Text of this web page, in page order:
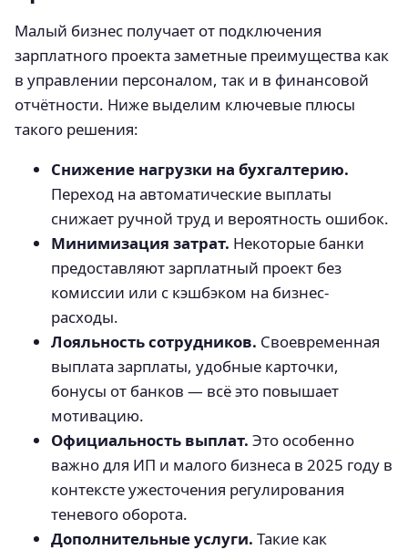
Малый бизнес получает от подключения
зарплатного проекта заметные преимущества как
в управлении персоналом, так и в финансовой
отчётности. Ниже выделим ключевые плюсы
такого решения:
Снижение нагрузки на бухгалтерию.
Переход на автоматические выплаты
снижает ручной труд и вероятность ошибок.
Минимизация затрат. Некоторые банки
предоставляют зарплатный проект без
комиссии или с кэшбэком на бизнес-
расходы.
Лояльность сотрудников. Своевременная
выплата зарплаты, удобные карточки,
бонусы от банков — всё это повышает
мотивацию.
Официальность выплат. Это особенно
важно для ИП и малого бизнеса в 2025 году в
контексте ужесточения регулирования
теневого оборота.
Дополнительные услуги. Такие как